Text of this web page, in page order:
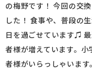
の梅野です！ 今回の交
した！ 食事や、普段の
日を過ごせています♫
者様が増えています。
者様がいらっしゃいま